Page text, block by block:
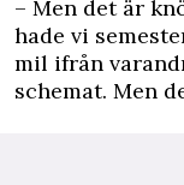
– Men det är
hade vi
mil ifrån
schemat. Men